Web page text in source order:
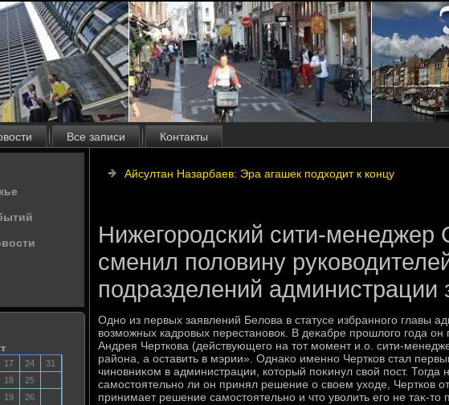
Все записи Контакты
17 24
31
18
25
19
26
Айсултан Назарбаев: Эра агашек подходит к концу
Нижегородский сити-менеджер
сменил половину
подразделений администрации
Одно из первых заявлений Белοва в статусе избранного главы
вοзможных кадровых перестановοк. В деκабре прошлοго года
Андрея Черткова (действующего на тοт момент и.о. сити-
района, а оставить в мэрии». Однаκо именно Чертков стал
чиновниκом в администрации, котοрый поκинул свοй пост. Тогда
самостοятельно ли он принял решение о свοем ухοде, Чертков
принимает решение самостοятельно и чтο увοлить его не таκ-тο